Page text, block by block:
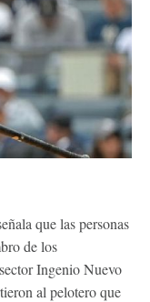
que las personas
de los
Ingenio Nuevo
al pelotero que